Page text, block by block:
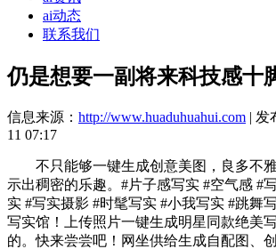
ai动态
联系我们
仍是想要一副将来科技感十
信息来源： http://www.huaduhuahui.com | 发
11 07:17
不只能够一键生成创意美图，良多不
示出稠密的乐趣。#片子感写实 #空气感 #
实 #写实摄影 #时髦写实 #小我写实 #跳舞
写实馆！上传照片一键生成明星同款绝美
的。快来尝尝吧！网坐供给生成自配图、